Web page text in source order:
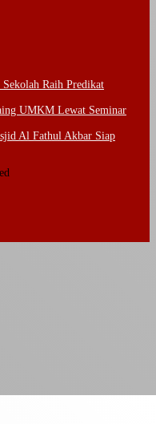
Raih Predikat
UMKM Lewat Seminar
Al Fathul Akbar Siap